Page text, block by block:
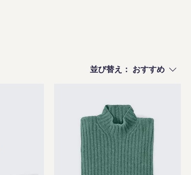
並び替え： おすすめ